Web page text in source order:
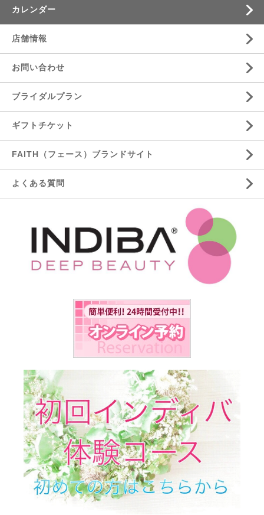
カレンダー
店舗情報
お問い合わせ
ブライダルプラン
ギフトチケット
FAITH（フェース）ブランドサイト
よくある質問